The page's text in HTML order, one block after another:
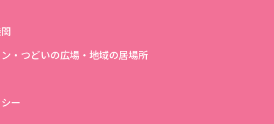
・つどいの広場・地域の居場所
ー